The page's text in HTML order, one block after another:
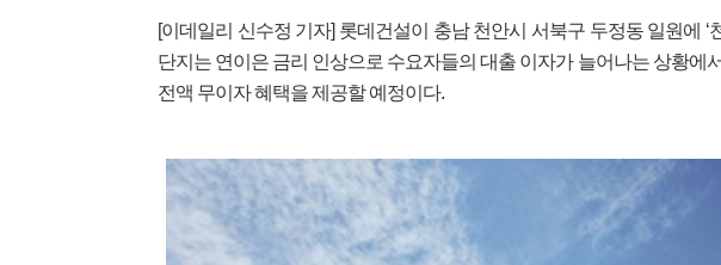
[이데일리 신수정 기자] 롯데건설이 충남 천안시 서북구 두정동 일원에 ‘
단지는 연이은 금리 인상으로 수요자들의 대출 이자가 늘어나는 상황에
전액 무이자 혜택을 제공할 예정이다.